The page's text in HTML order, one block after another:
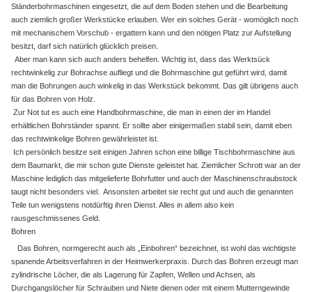
Ständerbohrmaschinen eingesetzt, die auf dem Boden stehen und die Bearbeitung
auch ziemlich großer Werkstücke erlauben. Wer ein solches Gerät - womöglich noch
mit mechanischem Vorschub - ergattern kann und den nötigen Platz zur Aufstellung
besitzt, darf sich natürlich glücklich preisen.
Aber man kann sich auch anders behelfen. Wichtig ist, dass das Werktsück
rechtwinkelig zur Bohrachse aufliegt und die Bohrmaschine gut geführt wird, damit
man die Bohrungen auch winkelig in das Werkstück bekommt. Das gilt übrigens auch
für das Bohren von Holz.
Zur Not tut es auch eine Handbohrmaschine, die man in einen der im Handel
erhältlichen Bohrständer spannt. Er sollte aber einigermaßen stabil sein, damit eben
das rechtwinkelige Bohren gewährleistet ist.
Ich persönlich besitze seit einigen Jahren schon eine billige Tischbohrmaschine aus
dem Baumarkt, die mir schon gute Dienste geleistet hat. Ziemlicher Schrott war an der
Maschine lediglich das mitgelieferte Bohrfutter und auch der Maschinenschraubstock
taugt nicht besonders viel. Ansonsten arbeitet sie recht gut und auch die genannten
Teile tun wenigstens notdürftig ihren Dienst. Alles in allem also kein
rausgeschmissenes Geld.
Bohren
Das Bohren, normgerecht auch als „Einbohren“ bezeichnet, ist wohl das wichtigste
spanende Arbeitsverfahren in der Heimwerkerpraxis. Durch das Bohren erzeugt man
zylindrische Löcher, die als Lagerung für Zapfen, Wellen und Achsen, als
Durchgangslöcher für Schrauben und Niete dienen oder mit einem Mutterngewinde